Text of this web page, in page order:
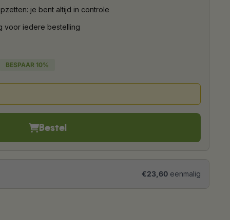
je bent altijd in controle
voor iedere bestelling
BESPAAR 10%
Bestel
€23,60 eenmalig